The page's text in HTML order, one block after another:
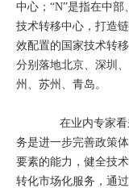
中心；“N”是指在中
技术转移中心，打造
效配置的国家技术转
分别落地北京、深圳
州、苏州、青岛。
在业内专家看
务是进一步完善政策
要素的能力，健全技
转化市场化服务，通